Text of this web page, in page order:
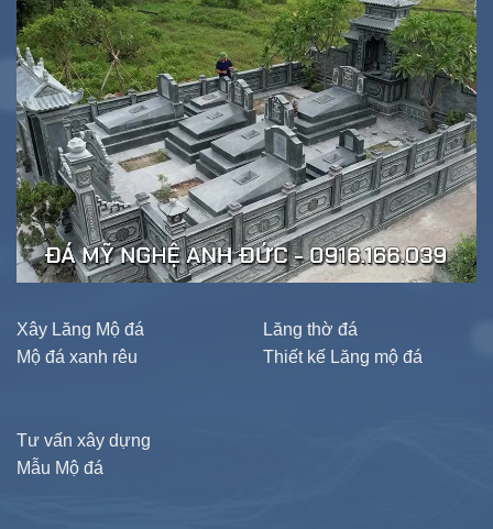
Xây Lăng Mộ đá
Mộ đá xanh rêu
Lăng thờ đá
Thiết kế Lăng mộ đá
Tư vấn xây dựng
Mẫu Mộ đá